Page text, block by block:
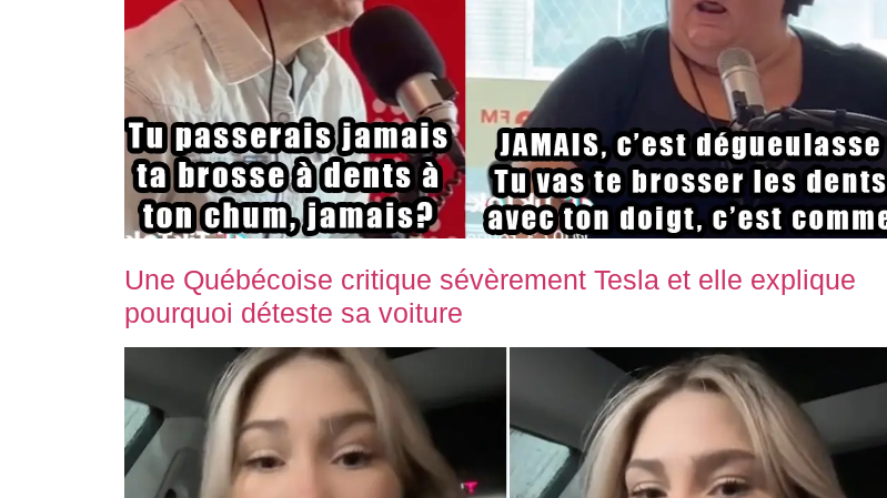
Une Québécoise critique sévèrement Tesla et elle explique
pourquoi déteste sa voiture